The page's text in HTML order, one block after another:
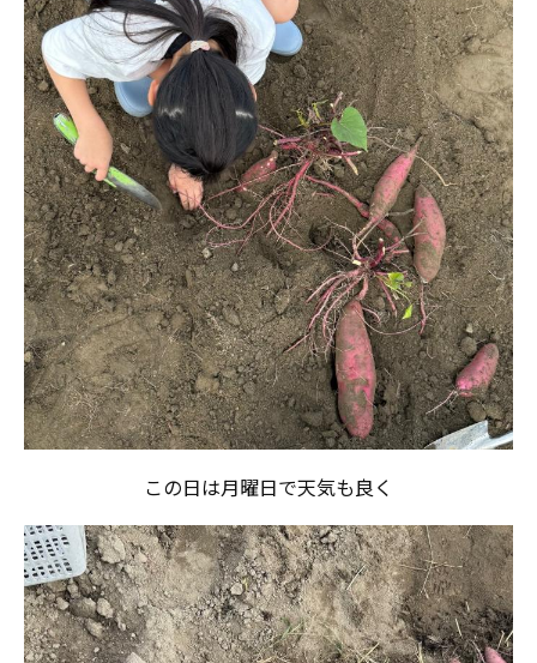
この日は月曜日で天気も良く